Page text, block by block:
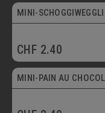
MINI-SCHOGGIWEGGLI
CHF 2.40
Vegetarisch
MINI-PAIN AU